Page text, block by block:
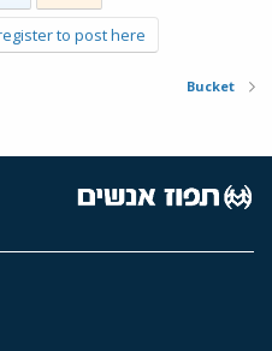
to post here.
Bucket